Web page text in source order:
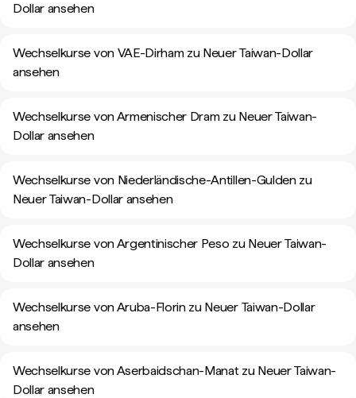
Dollar ansehen
Wechselkurse von VAE-Dirham zu Neuer Taiwan-Dollar
ansehen
Wechselkurse von Armenischer Dram zu Neuer Taiwan-
Dollar ansehen
Wechselkurse von Niederländische-Antillen-Gulden zu
Neuer Taiwan-Dollar ansehen
Wechselkurse von Argentinischer Peso zu Neuer Taiwan-
Dollar ansehen
Wechselkurse von Aruba-Florin zu Neuer Taiwan-Dollar
ansehen
Wechselkurse von Aserbaidschan-Manat zu Neuer Taiwan-
Dollar ansehen